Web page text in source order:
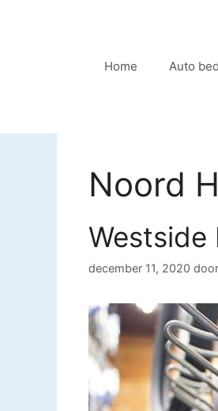
Home Auto
Noord
Westside
december 11, 2020 door